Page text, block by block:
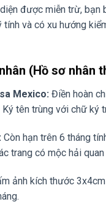
được miễn trừ,
và có xu hướng
(Hồ sơ nhân
Mexico: Điền hoàn
tên trùng với chữ ký
Còn hạn trên 6 tháng
trang có mộc hải
ảnh kích thước